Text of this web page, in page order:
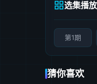
选集播放
第1期
猜你喜欢